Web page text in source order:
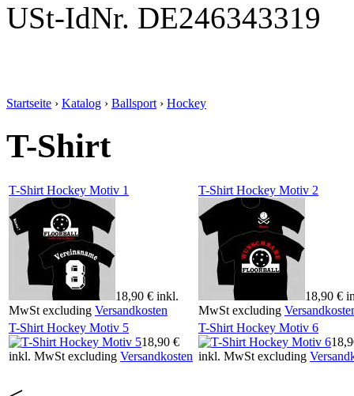
USt-IdNr. DE246343319
Startseite › Katalog › Ballsport › Hockey
T-Shirt
T-Shirt Hockey Motiv 1
18,90 € inkl.
MwSt excluding Versandkosten
T-Shirt Hockey Motiv 2
18,90 €
MwSt excluding
T-Shirt Hockey Motiv 5
18,90 €
inkl. MwSt excluding Versandkosten
T-Shirt Hockey Motiv 6
inkl. MwSt excluding